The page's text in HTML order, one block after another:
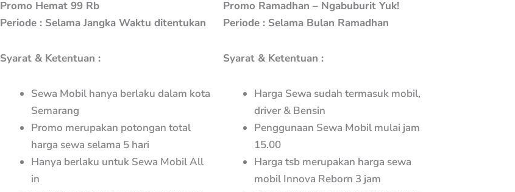
Promo Hemat 99 Rb
Periode : Selama Jangka Waktu ditentukan
Syarat & Ketentuan :
Sewa Mobil hanya berlaku dalam kota
Semarang
Promo merupakan potongan total
harga sewa selama 5 hari
Hanya berlaku untuk Sewa Mobil All
in
Promo Ramadhan – Ngabuburit Yuk!
Periode : Selama Bulan Ramadhan
Syarat & Ketentuan :
Harga Sewa sudah termasuk mobil,
driver & Bensin
Penggunaan Sewa Mobil mulai jam
15.00
Harga tsb merupakan harga sewa
mobil Innova Reborn 3 jam